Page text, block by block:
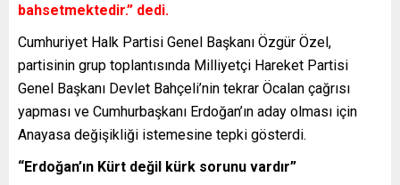
bahsetmektedir.” dedi.
Cumhuriyet Halk Partisi Genel Başkanı Özgür Özel,
partisinin grup toplantısında Milliyetçi Hareket Partisi
Genel Başkanı Devlet Bahçeli’nin tekrar Öcalan çağrısı
yapması ve Cumhurbaşkanı Erdoğan’ın aday olması için
Anayasa değişikliği istemesine tepki gösterdi.
“Erdoğan’ın Kürt değil kürk sorunu vardır”